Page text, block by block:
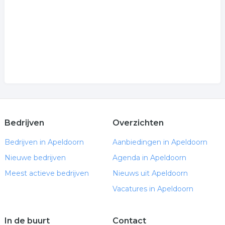
Bedrijven
Bedrijven in Apeldoorn
Nieuwe bedrijven
Meest actieve bedrijven
Overzichten
Aanbiedingen in Apeldoorn
Agenda in Apeldoorn
Nieuws uit Apeldoorn
Vacatures in Apeldoorn
In de buurt Contact